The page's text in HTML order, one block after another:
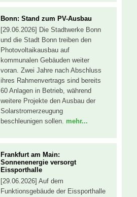
Bonn: Stand zum PV-Ausbau
[29.06.2026] Die Stadtwerke Bonn
und die Stadt Bonn treiben den
Photovoltaikausbau auf
kommunalen Gebäuden weiter
voran. Zwei Jahre nach Abschluss
ihres Rahmenvertrags sind bereits
60 Anlagen in Betrieb, während
weitere Projekte den Ausbau der
Solarstromerzeugung
beschleunigen sollen. mehr...
Frankfurt am Main:
Sonnenenergie versorgt
Eissporthalle
[29.06.2026] Auf dem
Funktionsgebäude der Eissporthalle